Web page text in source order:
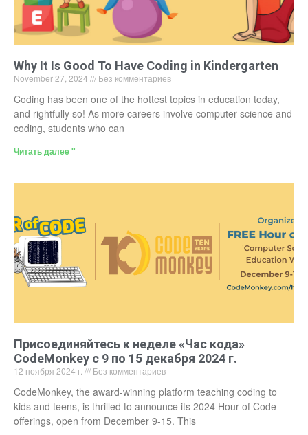
Why It Is Good To Have Coding in Kindergarten
November 27, 2024 Без комментариев
Coding has been one of the hottest topics in education today,
and rightfully so! As more careers involve computer science and
coding, students who can
Читать далее "
Присоединяйтесь к неделе «Час кода»
CodeMonkey с 9 по 15 декабря 2024 г.
12 ноября 2024 г. Без комментариев
CodeMonkey, the award-winning platform teaching coding to
kids and teens, is thrilled to announce its 2024 Hour of Code
offerings, open from December 9-15. This